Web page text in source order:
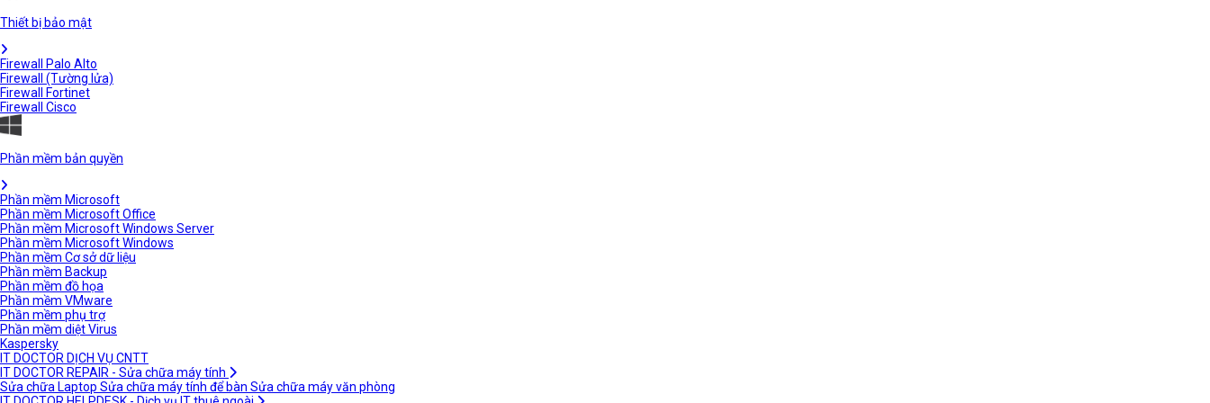
Thiết bị bảo mật
Firewall Palo Alto
Firewall (Tường lửa)
Firewall Fortinet
Firewall Cisco
Phần mềm bản quyền
Phần mềm Microsoft
Phần mềm Microsoft Office
Phần mềm Microsoft Windows Server
Phần mềm Microsoft Windows
Phần mềm Cơ sở dữ liệu
Phần mềm Backup
Phần mềm đồ họa
Phần mềm VMware
Phần mềm phụ trợ
Phần mềm diệt Virus
Kaspersky
IT DOCTOR DỊCH VỤ CNTT
IT DOCTOR REPAIR - Sửa chữa máy tính
Sửa chữa Laptop Sửa chữa máy tính để bàn Sửa chữa máy văn phòng